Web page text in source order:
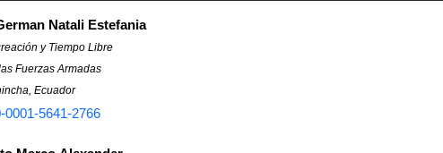
Natali Estefania
y Tiempo Libre
Fuerzas Armadas
Ecuador
0001-5641-2766